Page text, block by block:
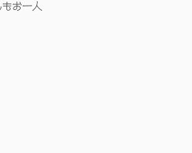
お一人